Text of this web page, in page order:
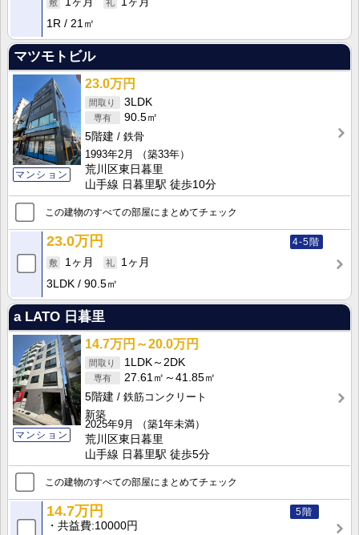
1R
21㎡
マツモトビル
マンション
23.0万円
3LDK
90.5㎡
5階建
鉄骨
1993年2月
（築33年）
荒川区東日暮里
山手線 日暮里駅 徒歩10分
この建物のすべての部屋にまとめてチェック
4-5階
23.0万円
1ヶ月
1ヶ月
3LDK
90.5㎡
a LATO 日暮里
マンション
14.7万円～20.0万円
1LDK～2DK
27.61㎡～41.85㎡
5階建
鉄筋コンクリート
新築
2025年9月
（築1年未満）
荒川区東日暮里
山手線 日暮里駅 徒歩5分
この建物のすべての部屋にまとめてチェック
5階
14.7万円
共益費 10000円